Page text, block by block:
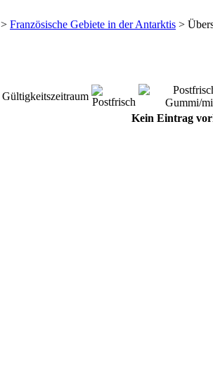
> Französische Gebiete in der Antarktis >
Gültigkeitszeitraum
Kein Eintrag